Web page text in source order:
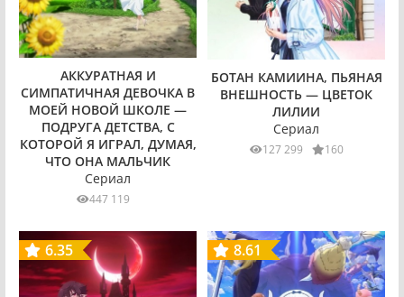
АККУРАТНАЯ И
СИМПАТИЧНАЯ ДЕВОЧКА В
МОЕЙ НОВОЙ ШКОЛЕ —
ПОДРУГА ДЕТСТВА, С
КОТОРОЙ Я ИГРАЛ, ДУМАЯ,
ЧТО ОНА МАЛЬЧИК
Сериал
447 119
БОТАН КАМИИНА, ПЬЯНАЯ
ВНЕШНОСТЬ — ЦВЕТОК
ЛИЛИИ
Сериал
127 299 160
6.35 8.61